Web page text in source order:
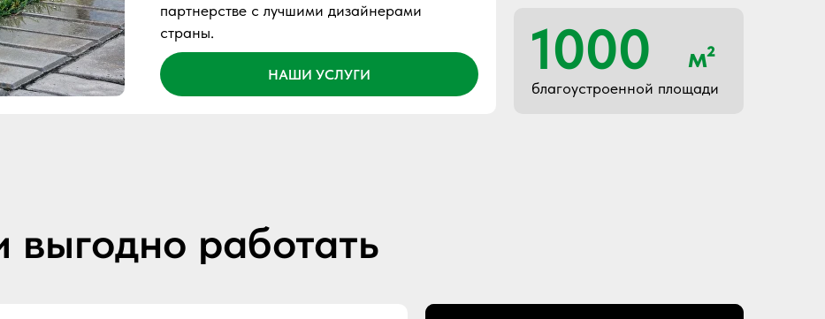
партнерстве с лучшими дизайнерами
страны.
1000
благоустроенной площади
м²
НАШИ УСЛУГИ
работать